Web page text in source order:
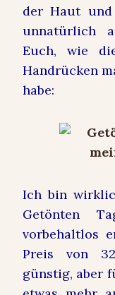
der Haut
unnatürlich
Euch, wie
Handrücken
habe:
Ich bin
Getönten
vorbehaltlos
Preis von
günstig, aber